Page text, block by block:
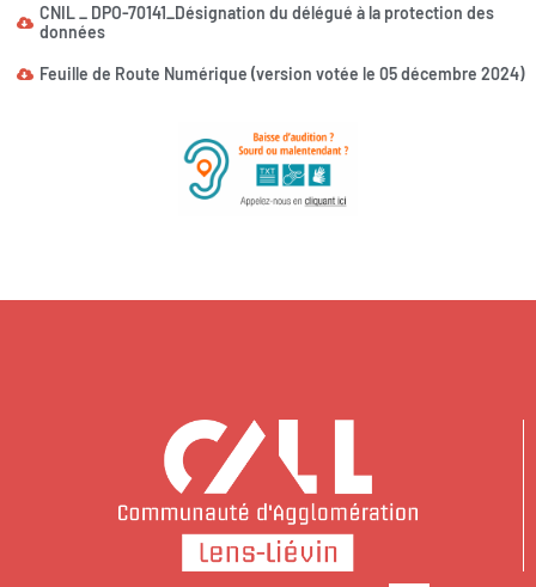
CNIL _ DPO-70141_Désignation du délégué à la protection des
données
Feuille de Route Numérique (version votée le 05 décembre 2024)